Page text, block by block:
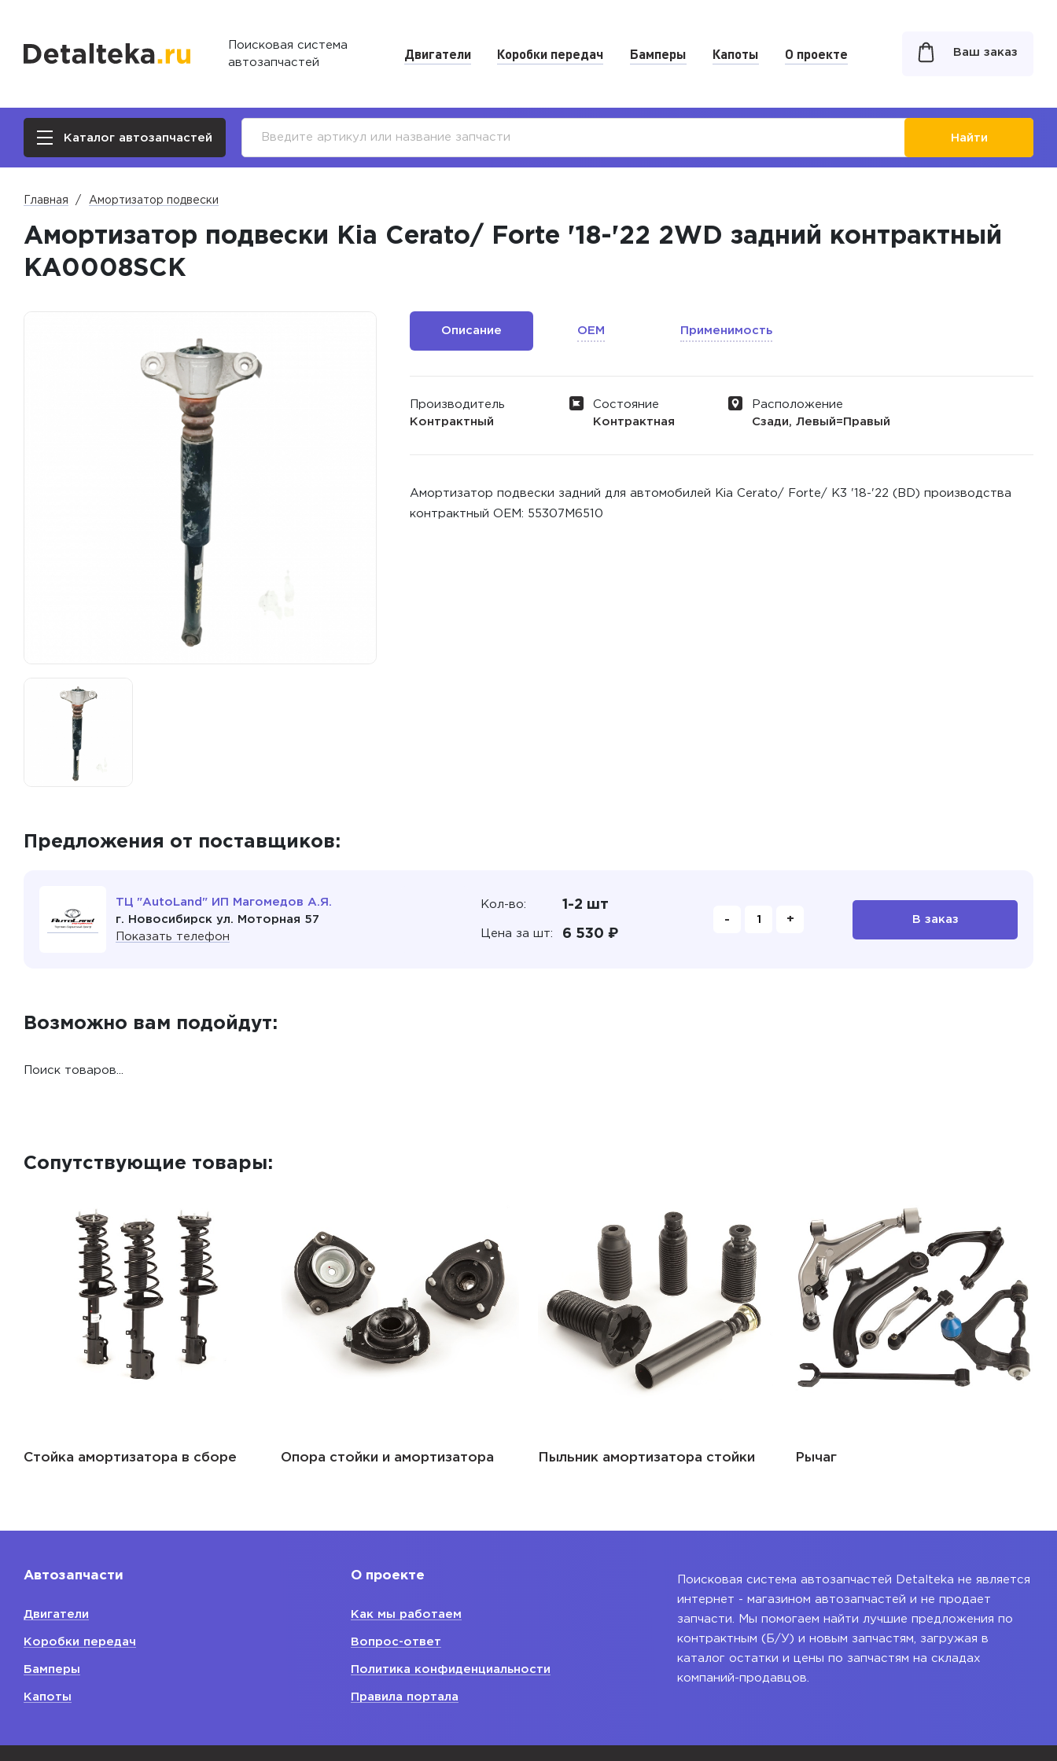
Поисковая система
автозапчастей
Двигатели Коробки передач Бамперы Капоты О проекте Ваш заказ
Каталог автозапчастей Найти
Главная Амортизатор подвески
Амортизатор подвески Kia Cerato/ Forte '18-'22 2WD задний контрактный
KA0008SCK
Описание OEM Применимость
Производитель
Контрактный
Состояние
Контрактная
Расположение
Сзади, Левый=Правый
Амортизатор подвески задний для автомобилей Kia Cerato/ Forte/ K3 '18-'22 (BD) производства
контрактный ОЕМ: 55307M6510
Предложения от поставщиков:
ТЦ "AutoLand" ИП Магомедов А.Я.
г. Новосибирск ул. Моторная 57
Показать телефон
Кол-во: 1-2 шт
Цена за шт: 6 530 ₽
- + В заказ
Возможно вам подойдут:
Поиск товаров...
Сопутствующие товары:
Стойка амортизатора в сборе Опора стойки и амортизатора Пыльник амортизатора стойки Рычаг
Автозапчасти
Двигатели
Коробки передач
Бамперы
Капоты
О проекте
Как мы работаем
Вопрос-ответ
Политика конфиденциальности
Правила портала
Поисковая система автозапчастей Detalteka не является
интернет - магазином автозапчастей и не продает
запчасти. Мы помогаем найти лучшие предложения по
контрактным (Б/У) и новым запчастям, загружая в
каталог остатки и цены по запчастям на складах
компаний-продавцов.